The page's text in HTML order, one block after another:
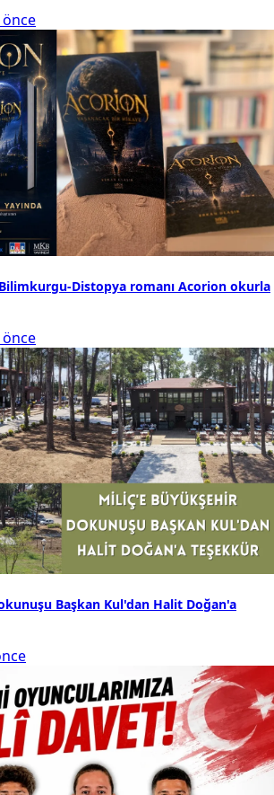
önce
Distopya romanı Acorion okurla
önce
Başkan Kul'dan Halit Doğan'a